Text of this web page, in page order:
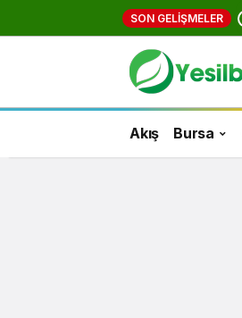
SON GELIŞMELER
Akış Bursa